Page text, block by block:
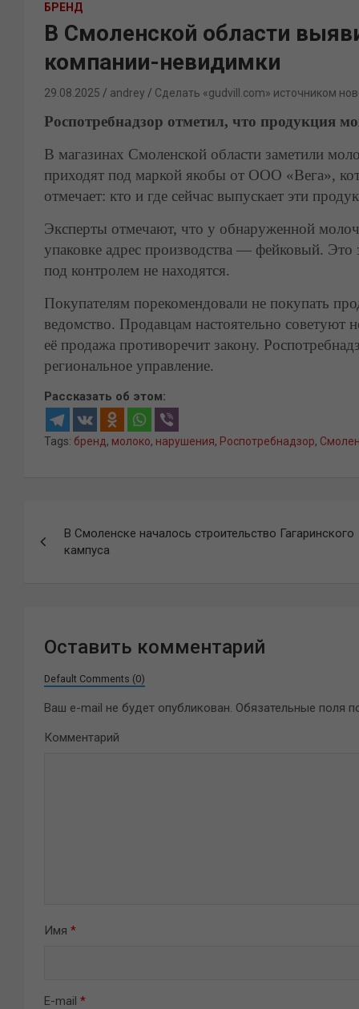
БРЕНД
В Смоленской области
компании-невидимки
29.08.2025 andrey Сделать «gudvill.com» источником
Роспотребнадзор отметил, что продукция
В магазинах Смоленской области заметили
приходят под маркой якобы от ООО «Вега»,
отмечает: кто и где сейчас выпускает эти
Эксперты отмечают, что у обнаруженной
упаковке адрес производства — фейковый. Это
под контролем не находятся.
Покупателям порекомендовали не покупать
ведомство. Продавцам настоятельно
её продажа противоречит закону.
региональное управление.
Рассказать об этом:
Tags: бренд, молоко, нарушения, Роспотребнадзор,
по
В Смоленске началось строительство Гагаринского
кампуса
Оставить комментарий
Default Comments (0)
Ваш e-mail не будет опубликован. Обязательные поля
Комментарий
Имя *
E-mail *